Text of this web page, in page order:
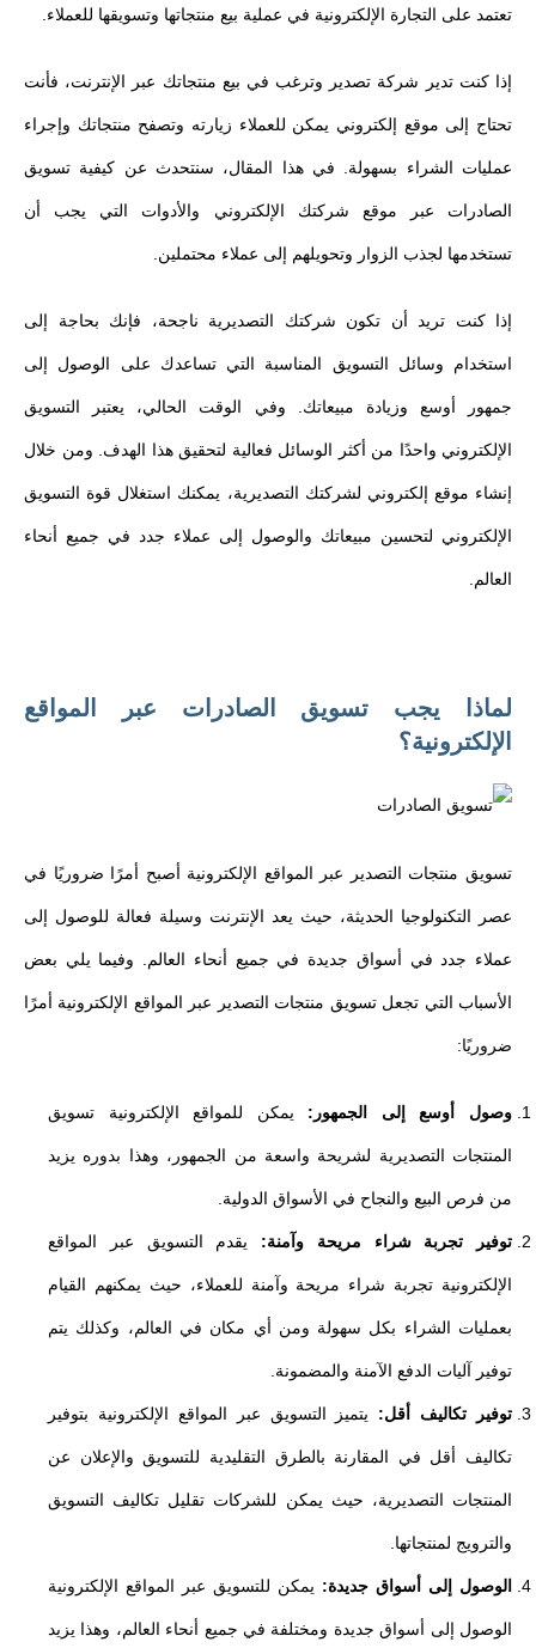
تعتمد على التجارة الإلكترونية في عملية بيع منتجاتها وتسويقها للعملاء.
إذا كنت تدير شركة تصدير وترغب في بيع منتجاتك عبر الإنترنت، فأنت
تحتاج إلى موقع إلكتروني يمكن للعملاء زيارته وتصفح منتجاتك وإجراء
عمليات الشراء بسهولة. في هذا المقال، سنتحدث عن كيفية تسويق
الصادرات عبر موقع شركتك الإلكتروني والأدوات التي يجب أن
تستخدمها لجذب الزوار وتحويلهم إلى عملاء محتملين.
إذا كنت تريد أن تكون شركتك التصديرية ناجحة، فإنك بحاجة إلى
استخدام وسائل التسويق المناسبة التي تساعدك على الوصول إلى
جمهور أوسع وزيادة مبيعاتك. وفي الوقت الحالي، يعتبر التسويق
الإلكتروني واحدًا من أكثر الوسائل فعالية لتحقيق هذا الهدف. ومن خلال
إنشاء موقع إلكتروني لشركتك التصديرية، يمكنك استغلال قوة التسويق
الإلكتروني لتحسين مبيعاتك والوصول إلى عملاء جدد في جميع أنحاء
العالم.
لماذا يجب تسويق الصادرات عبر المواقع
الإلكترونية؟
تسويق منتجات التصدير عبر المواقع الإلكترونية أصبح أمرًا ضروريًا في
عصر التكنولوجيا الحديثة، حيث يعد الإنترنت وسيلة فعالة للوصول إلى
عملاء جدد في أسواق جديدة في جميع أنحاء العالم. وفيما يلي بعض
الأسباب التي تجعل تسويق منتجات التصدير عبر المواقع الإلكترونية أمرًا
ضروريًا:
وصول أوسع إلى الجمهور: يمكن للمواقع الإلكترونية تسويق
المنتجات التصديرية لشريحة واسعة من الجمهور، وهذا بدوره يزيد
من فرص البيع والنجاح في الأسواق الدولية.
توفير تجربة شراء مريحة وآمنة: يقدم التسويق عبر المواقع
الإلكترونية تجربة شراء مريحة وآمنة للعملاء، حيث يمكنهم القيام
بعمليات الشراء بكل سهولة ومن أي مكان في العالم، وكذلك يتم
توفير آليات الدفع الآمنة والمضمونة.
توفير تكاليف أقل: يتميز التسويق عبر المواقع الإلكترونية بتوفير
تكاليف أقل في المقارنة بالطرق التقليدية للتسويق والإعلان عن
المنتجات التصديرية، حيث يمكن للشركات تقليل تكاليف التسويق
والترويج لمنتجاتها.
الوصول إلى أسواق جديدة: يمكن للتسويق عبر المواقع الإلكترونية
الوصول إلى أسواق جديدة ومختلفة في جميع أنحاء العالم، وهذا يزيد